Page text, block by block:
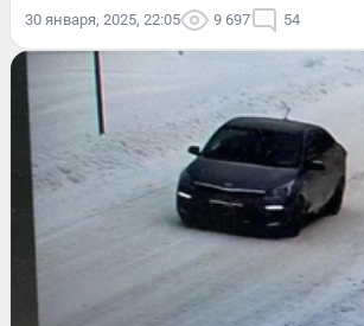
30 января, 2025, 22:05 9 697 54